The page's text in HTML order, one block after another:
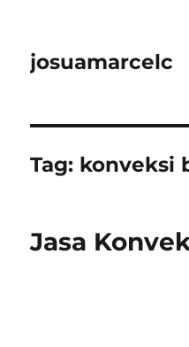
josuamarcelc
Tag: konveksi
Jasa